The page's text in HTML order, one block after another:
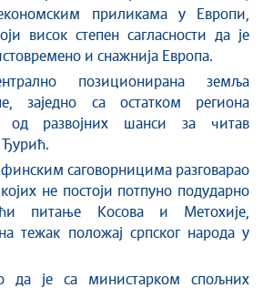
приликама у Европи,
висок степен сагласности да је
и снажнија Европа.
позиционирана земља
заједно са остатком региона
од развојних шанси за читав
Ђурић.
финским саговорницима разговарао
не постоји потпуно подударно
питање Косова и Метохије,
тежак положај српског народа у
да је са министарком спољних